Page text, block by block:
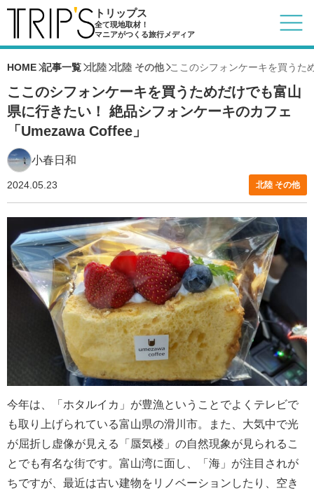
トリップス
全て現地取材！
マニアがつくる旅行メディア
HOME 記事一覧 北陸 北陸 その他 ここのシフォンケーキを買うた
ここのシフォンケーキを買うためだけでも富山
県に行きたい！ 絶品シフォンケーキのカフェ
「Umezawa Coffee」
小春日和
北陸 その他
2024.05.23
今年は、「ホタルイカ」が豊漁ということでよくテレビで
も取り上げられている富山県の滑川市。また、大気中で光
が屈折し虚像が見える「蜃気楼」の自然現象が見られるこ
とでも有名な街です。富山湾に面し、「海」が注目されが
ちですが、最近は古い建物をリノベーションしたり、空き